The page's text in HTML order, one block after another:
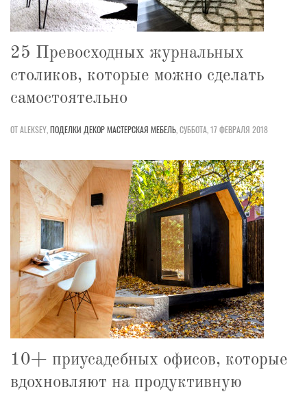
25 Превосходных журнальных
столиков, которые можно сделать
самостоятельно
ОТ ALEKSEY,ПОДЕЛКИ ДЕКОРМАСТЕРСКАЯ МЕБЕЛЬ,СУББОТА, 17 ФЕВРАЛЯ 2018
10+ приусадебных офисов, которые
вдохновляют на продуктивную